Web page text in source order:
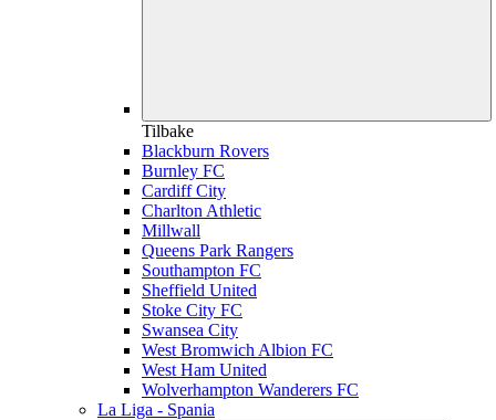
Tilbake
Blackburn Rovers
Burnley FC
Cardiff City
Charlton Athletic
Millwall
Queens Park Rangers
Southampton FC
Sheffield United
Stoke City FC
Swansea City
West Bromwich Albion FC
West Ham United
Wolverhampton Wanderers FC
La Liga - Spania